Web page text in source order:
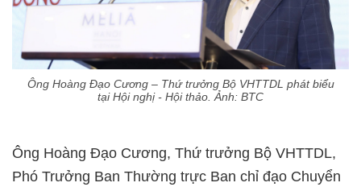
Ông Hoàng Đạo Cương – Thứ trưởng Bộ VHTTDL phát biểu
tại Hội nghị - Hội thảo. Ảnh: BTC
Ông Hoàng Đạo Cương, Thứ trưởng Bộ VHTTDL,
Phó Trưởng Ban Thường trực Ban chỉ đạo Chuyển